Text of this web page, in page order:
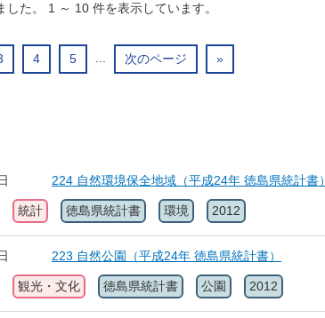
した。 1 ～ 10 件を表示しています。
4 5 ... 次のページ »
224 自然環境保全地域（平成24年 徳島県統計書）
統計 徳島県統計書 環境 2012
223 自然公園（平成24年 徳島県統計書）
観光・文化 徳島県統計書 公園 2012